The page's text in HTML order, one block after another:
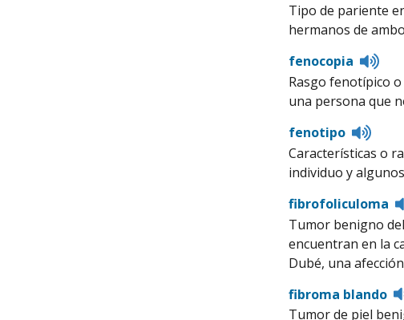
Tipo de pariente
hermanos de
fenocopia
Rasgo fenotípico
una persona que
fenotipo
Listen
Características o
individuo y
fibrofoliculoma
Tumor benigno
encuentran en la
Dubé, una
fibroma blando
Tumor de piel